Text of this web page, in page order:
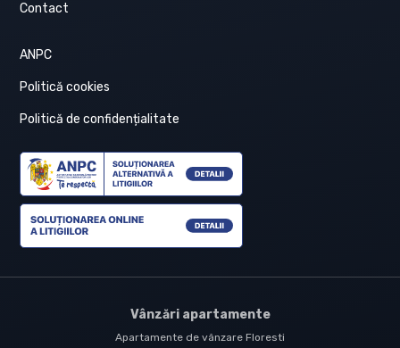
Contact
ANPC
Politică cookies
Politică de confidențialitate
Vânzări apartamente
Apartamente de vânzare Floresti